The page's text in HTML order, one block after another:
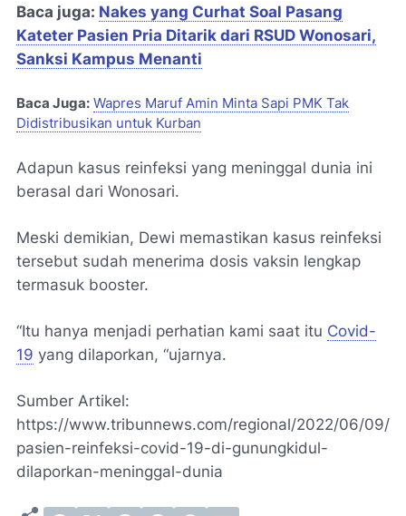
Baca juga: Nakes yang Curhat Soal Pasang
Kateter Pasien Pria Ditarik dari RSUD Wonosari,
Sanksi Kampus Menanti
Baca Juga: Wapres Maruf Amin Minta Sapi PMK Tak
Didistribusikan untuk Kurban
Adapun kasus reinfeksi yang meninggal dunia ini
berasal dari Wonosari.
Meski demikian, Dewi memastikan kasus reinfeksi
tersebut sudah menerima dosis vaksin lengkap
termasuk booster.
“Itu hanya menjadi perhatian kami saat itu Covid-
19 yang dilaporkan, “ujarnya.
Sumber Artikel:
https://www.tribunnews.com/regional/2022/06/09/
pasien-reinfeksi-covid-19-di-gunungkidul-
dilaporkan-meninggal-dunia